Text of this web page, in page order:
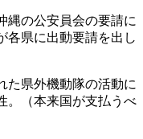
の公安員会の要請に
各県に出動要請を出し
県外機動隊の活動に
。（本来国が支払うべ